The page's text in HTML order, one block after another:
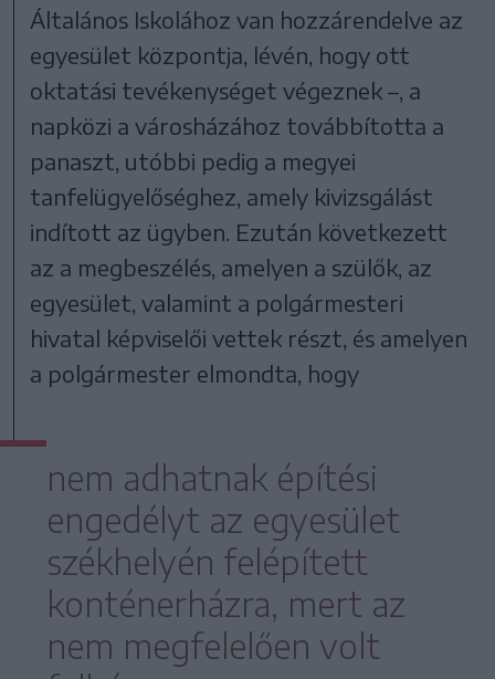
Általános Iskolához van hozzárendelve az
egyesület központja, lévén, hogy ott
oktatási tevékenységet végeznek –, a
napközi a városházához továbbította a
panaszt, utóbbi pedig a megyei
tanfelügyelőséghez, amely kivizsgálást
indított az ügyben. Ezután következett
az a megbeszélés, amelyen a szülők, az
egyesület, valamint a polgármesteri
hivatal képviselői vettek részt, és amelyen
a polgármester elmondta, hogy
nem adhatnak építési
engedélyt az egyesület
székhelyén felépített
konténerházra, mert az
nem megfelelően volt